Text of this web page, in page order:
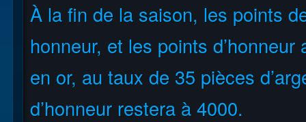
À la fin de la saison, les points
honneur, et les points
en or, au taux de 35 pièces
d’honneur restera à 4000.